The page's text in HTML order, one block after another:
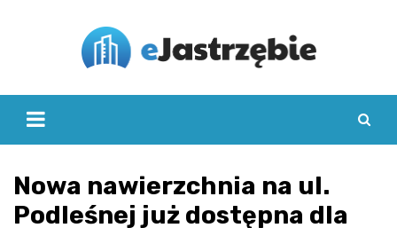
Nowa nawierzchnia na ul.
Podleśnej już dostępna dla